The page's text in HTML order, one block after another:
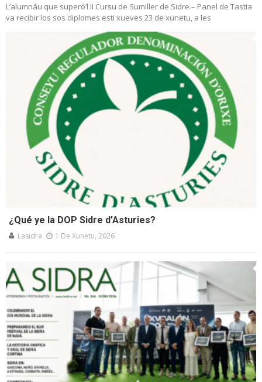
L’alumnáu que superó’l II Cursu de Sumiller de Sidre – Panel de Tastia
va recibir los sos diplomes esti xueves 23 de xunetu, a les
¿Qué ye la DOP Sidre d’Asturies?
Lasidra 1 De Xunetu, 2026